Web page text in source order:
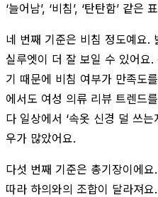
‘늘어남’, ‘비침’, ‘탄탄함’ 같
네 번째 기준은 비침 정도예요.
실루엣이 더 잘 보일 수 있어요
기 때문에 비침 여부가 만족도
에서도 여성 의류 리뷰 트렌드
다 일상에서 ‘속옷 신경 덜 쓰
우가 많았어요.
다섯 번째 기준은 총기장이에
따라 하의와의 조합이 달라져